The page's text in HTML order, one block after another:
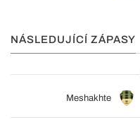
NÁSLEDUJÍCÍ ZÁPASY
Meshakhte